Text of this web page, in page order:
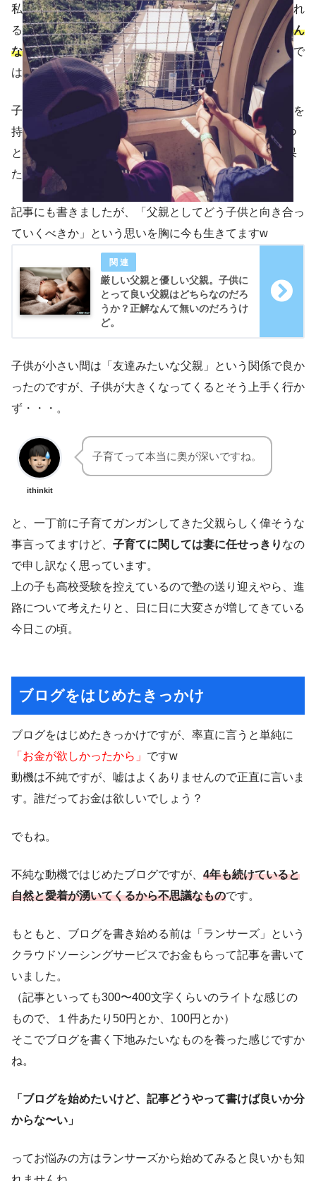
私も当時は子供に「どこか連れて行って〜！」って言われ
るのが面倒で仕方なかったのですが、「あぁ。もっと色ん
なところに連れて行ってあげればよかったなー」
って今で
は後悔しています。
関西サイクルスポーツセンターに
て（4年前？）
子供を色んなところに連れて行って、色んなことに興味を
持たせたり、チャレンジ出来る機会を与えるのが”親のつ
とめ”だったのかなーと。そういう意味では親の役目を果
たせなくて残念だったかな、と。
記事にも書きましたが、「父親としてどう子供と向き合っ
ていくべきか」という思いを胸に今も生きてますw
厳しい父親と優しい父親。子供に
とって良い父親はどちらなのだろ
うか？正解なんて無いのだろうけ
ど。
子供が小さい間は「友達みたいな父親」という関係で良か
ったのですが、子供が大きくなってくるとそう上手く行か
ず・・・。
ithinkit
子育てって本当に奥が深いですね。
と、一丁前に子育てガンガンしてきた父親らしく偉そうな
事言ってますけど、 子育てに関しては妻に任せっきり なの
で申し訳なく思っています。
上の子も高校受験を控えているので塾の送り迎えやら、進
路について考えたりと、日に日に大変さが増してきている
今日この頃。
ブログをはじめたきっかけ
ブログをはじめたきっかけですが、率直に言うと単純に
「お金が欲しかったから」 ですw
動機は不純ですが、嘘はよくありませんので正直に言いま
す。誰だってお金は欲しいでしょう？
でもね。
不純な動機ではじめたブログですが、 4年も続けていると
自然と愛着が湧いてくるから不思議なものです。
もともと、ブログを書き始める前は「ランサーズ」という
クラウドソーシングサービスでお金もらって記事を書いて
いました。
（記事といっても300〜400文字くらいのライトな感じの
もので、１件あたり50円とか、100円とか）
そこでブログを書く下地みたいなものを養った感じですか
ね。
「ブログを始めたいけど、記事どうやって書けば良いか分
からな〜い」
ってお悩みの方はランサーズから始めてみると良いかも知